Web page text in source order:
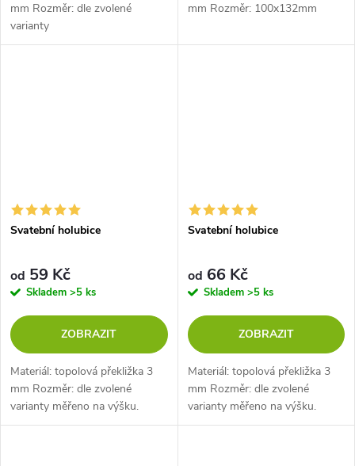
mm Rozměr: dle zvolené
varianty
mm Rozměr: 100x132mm
Svatební holubice
od 59 Kč
Skladem >5 ks
ZOBRAZIT
Materiál: topolová překližka 3
mm Rozměr: dle zvolené
varianty měřeno na výšku.
Svatební holubice
od 66 Kč
Skladem >5 ks
ZOBRAZIT
Materiál: topolová překližka 3
mm Rozměr: dle zvolené
varianty měřeno na výšku.